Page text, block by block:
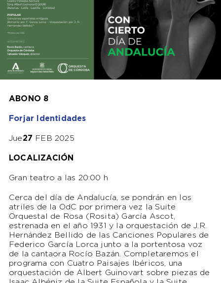
ABONO 8
Forjar Identidades
Jue 27 FEB 2025
LOCALIZACIÓN
Gran teatro a las 20:00 h
Cerca del día de Andalucía, se pondrán en los
atriles de la OdC por primera vez la Suite
Orquestal de Rosa (Rosita) García Ascot,
estrenada en el año 1931 y la orquestación de J.R.
Hernández Bellido de las Canciones Populares de
Federico García Lorca junto a la portentosa voz
de la cantaora Rocío Bazán. Completaremos el
programa con Cuatro Paisajes Ibéricos, una
orquestación de Albert Guinovart sobre piezas de